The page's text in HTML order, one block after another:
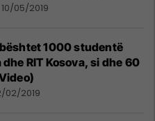
10/05/2019
1000 studentë
dhe RIT Kosova, si dhe 60
02/2019